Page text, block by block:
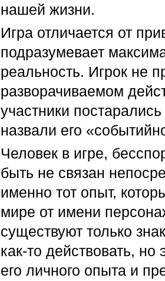
нашей жизни.
Игра отличается от
подразумевает
реальность. Игрок не
разворачиваемом
участники
назвали его
Человек в игре,
быть не связан
именно тот опыт,
мире от имени
существуют только
как-то действовать,
его личного опыта и